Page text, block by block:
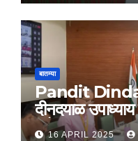
बातम्या
Pandit
दीनदयाळ
महोत्सव, 22-25
16 APRIL 2025